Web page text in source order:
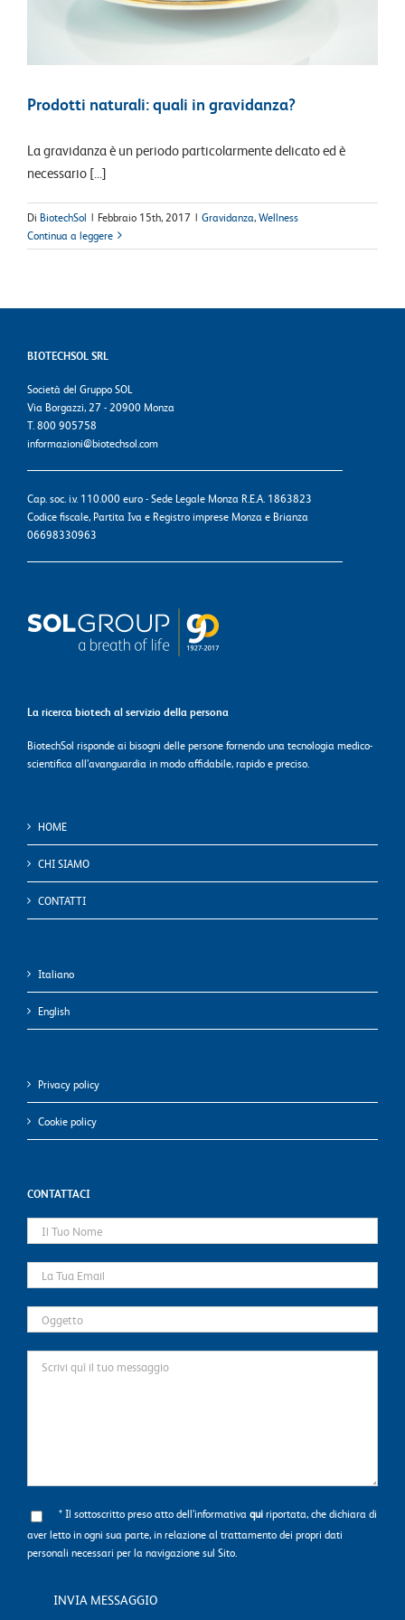
Prodotti naturali: quali in gravidanza?
La gravidanza è un periodo particolarmente delicato ed è
necessario [...]
Di BiotechSol | Febbraio 15th, 2017 | Gravidanza,Wellness
Continua a leggere
BIOTECHSOL SRL
Società del Gruppo SOL
Via Borgazzi, 27 - 20900 Monza
T. 800 905758
informazioni@biotechsol.com
Cap. soc. i.v. 110.000 euro - Sede Legale Monza R.E.A. 1863823
Codice fiscale, Partita Iva e Registro imprese Monza e Brianza
06698330963
La ricerca biotech al servizio della persona
BiotechSol risponde ai bisogni delle persone fornendo una tecnologia medico-
scientifica all’avanguardia in modo affidabile, rapido e preciso.
HOME
CHI SIAMO
CONTATTI
Italiano
English
Privacy policy
Cookie policy
CONTATTACI
* Il sottoscritto preso atto dell’informativa quiriportata, che dichiara di
aver letto in ogni sua parte, in relazione al trattamento dei propri dati
personali necessari per la navigazione sul Sito.